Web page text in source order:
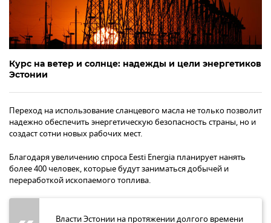
Курс на ветер и солнце: надежды и цели энергетиков
Эстонии
Переход на использование сланцевого масла не только позволит
надежно обеспечить энергетическую безопасность страны, но и
создаст сотни новых рабочих мест.
Благодаря увеличению спроса Eesti Energia планирует нанять
более 400 человек, которые будут заниматься добычей и
переработкой ископаемого топлива.
Власти Эстонии на протяжении долгого времени